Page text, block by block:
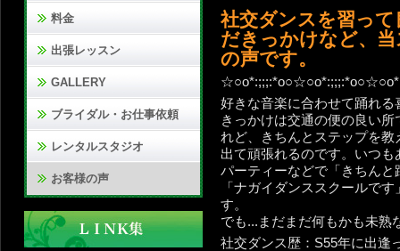
料金
出張レッスン
GALLERY
ブライダル・お仕事依頼
レンタルスタジオ
お客様の声
社交ダンスを習っ
だきっかけなど、
の声です。
好きな音楽に合わせて踊れる
きっかけは交通の便の良い
れど、きちんとステップを
出て頑張れるのです。いつ
パーティーなどで「きちん
「ナガイダンススクールで
す。
でも...まだまだ何もかも未熟
社交ダンス歴：S55年に出